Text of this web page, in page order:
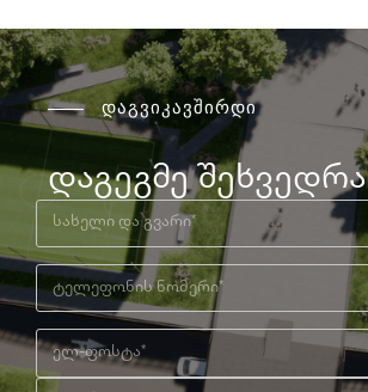
დაგვიკავშირდი
დაგეგმე შეხვედრა